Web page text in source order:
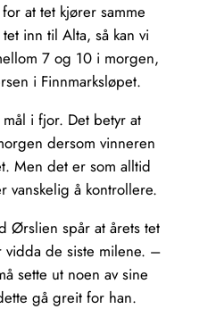
at tet kjører samme
inn til Alta, så kan vi
7 og 10 i morgen,
i Finnmarksløpet.
i fjor. Det betyr at
dersom vinneren
Men det er som alltid
vanskelig å kontrollere.
Ørslien spår at årets tet
vidda de siste milene. –
sette ut noen av sine
gå greit for han.